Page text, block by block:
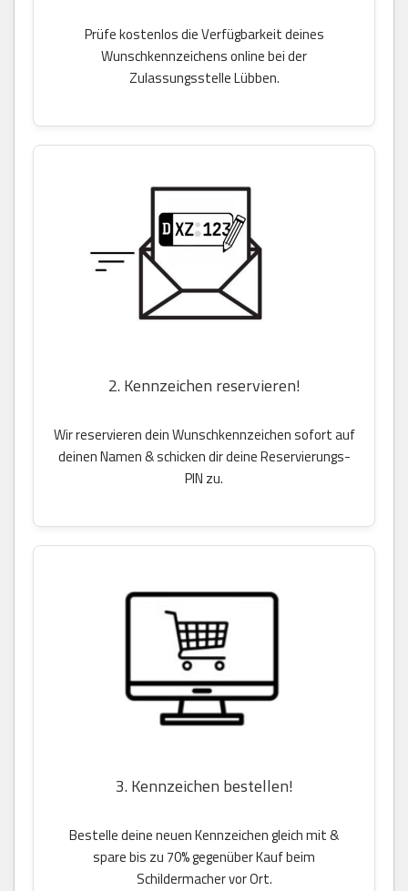
Prüfe kostenlos die Verfügbarkeit deines
Wunschkennzeichens online bei der
Zulassungsstelle Lübben.
2. Kennzeichen reservieren!
Wir reservieren dein Wunschkennzeichen sofort auf
deinen Namen & schicken dir deine Reservierungs-
PIN zu.
3. Kennzeichen bestellen!
Bestelle deine neuen Kennzeichen gleich mit &
spare bis zu 70% gegenüber Kauf beim
Schildermacher vor Ort.